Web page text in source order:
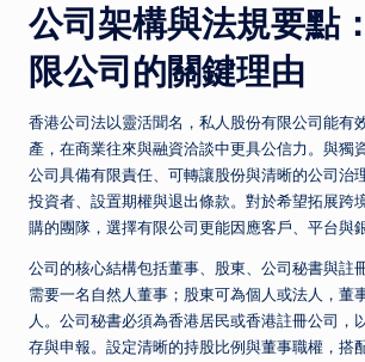
公司架構與法規要點
限公司的關鍵理由
香港公司法以靈活聞名，私人股份有限公司能有
產，在商業往來與融資洽談中更具公信力。與獨
公司具備有限責任、可轉讓股份與清晰的公司治
投資者、設置期權與退出條款。對於希望拓展跨
購的團隊，選擇有限公司更能因應客戶、平台與
公司的核心結構包括董事、股東、公司秘書與註
需要一名自然人董事；股東可為個人或法人，董
人。公司秘書必須為香港居民或香港註冊公司，
存與申報。設定清晰的持股比例與董事職權，搭